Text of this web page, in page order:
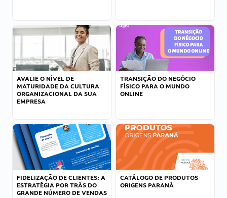
AVALIE O NÍVEL DE
MATURIDADE DA CULTURA
ORGANIZACIONAL DA SUA
EMPRESA
TRANSIÇÃO DO NEGÓCIO
FÍSICO PARA O MUNDO
ONLINE
FIDELIZAÇÃO DE CLIENTES: A
ESTRATÉGIA POR TRÁS DO
GRANDE NÚMERO DE VENDAS
CATÁLOGO DE PRODUTOS
ORIGENS PARANÁ